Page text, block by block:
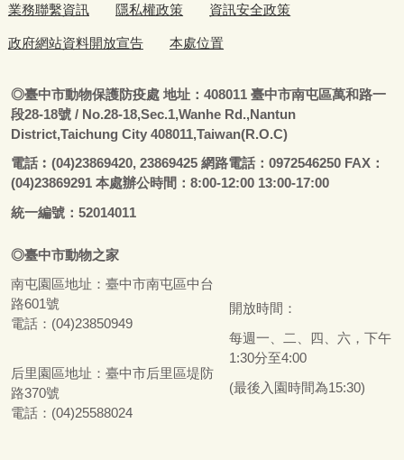
業務聯繫資訊 隱私權政策 資訊安全政策
政府網站資料開放宣告 本處位置
◎臺中市動物保護防疫處地址：408011 臺中市南屯區萬和路一
段28-18號 / No.28-18,Sec.1,Wanhe Rd.,Nantun
District,Taichung City 408011,Taiwan(R.O.C)
電話︰ (04)23869420, 23869425 網路電話：0972546250 FAX：
(04)23869291 本處辦公時間：8:00-12:00 13:00-17:00
統一編號：52014011
◎臺中市動物之家
南屯園區地址： 臺中市南屯區中台
路601號
電話：(04)23850949
后里園區地址： 臺中市后里區堤防
路370號
電話：(04)25588024
開放時間：
每週一、二、四、六，下午
1:30分至4:00
(最後入園時間為15:30)